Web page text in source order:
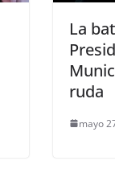
La
ruda
mayo